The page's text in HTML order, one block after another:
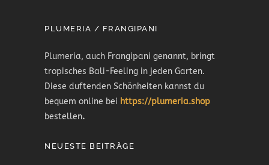
PLUMERIA / FRANGIPANI
Plumeria, auch Frangipani genannt, bringt
tropisches Bali-Feeling in jeden Garten.
Diese duftenden Schönheiten kannst du
bequem online bei https://plumeria.shop
bestellen.
NEUESTE BEITRÄGE